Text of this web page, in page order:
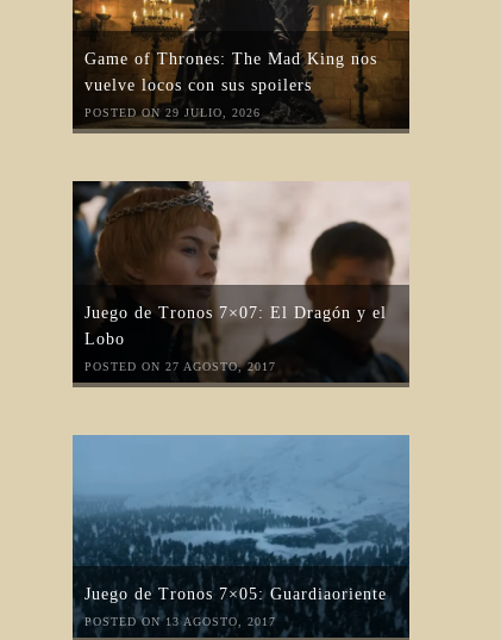
Game of Thrones: The Mad King nos
vuelve locos con sus spoilers
POSTED ON 29 JULIO, 2026
Juego de Tronos 7×07: El Dragón y el
Lobo
POSTED ON 27 AGOSTO, 2017
Juego de Tronos 7×05: Guardiaoriente
POSTED ON 13 AGOSTO, 2017